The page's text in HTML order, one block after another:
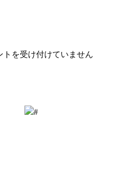
トを受け付けていません